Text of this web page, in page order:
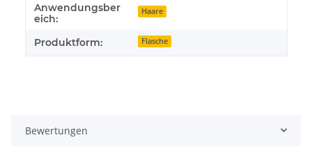
Anwendungsber
eich:
Haare
Produktform: Flasche
Bewertungen